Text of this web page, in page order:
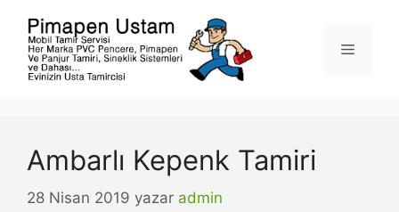
Menü
Ambarlı Kepenk Tamiri
28 Nisan 2019 yazar admin